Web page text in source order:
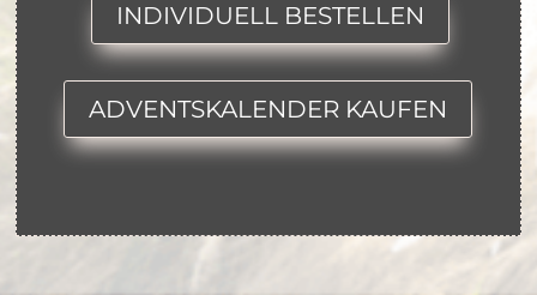
INDIVIDUELL BESTELLEN
ADVENTSKALENDER KAUFEN